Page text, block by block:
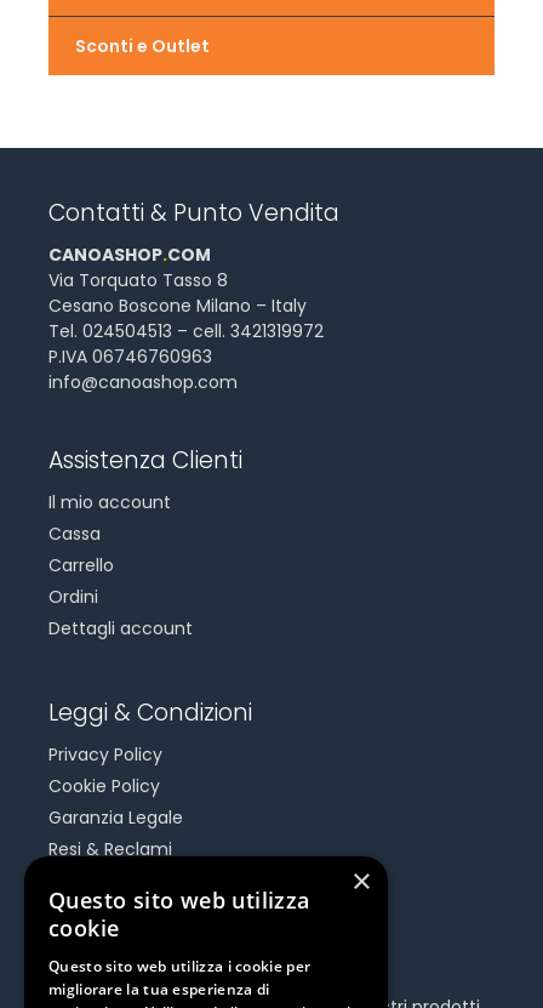
Sconti e Outlet
Contatti & Punto Vendita
CANOASHOP.COM
Via Torquato Tasso 8
Cesano Boscone Milano – Italy
Tel. 024504513 – cell. 3421319972
P.IVA 06746760963
info@canoashop.com
Assistenza Clienti
Il mio account
Cassa
Carrello
Ordini
Dettagli account
Leggi & Condizioni
Privacy Policy
Cookie Policy
Garanzia Legale
Resi & Reclami
Be Social
×
Questo sito web utilizza
cookie
Questo sito web utilizza i cookie per
migliorare la tua esperienza di